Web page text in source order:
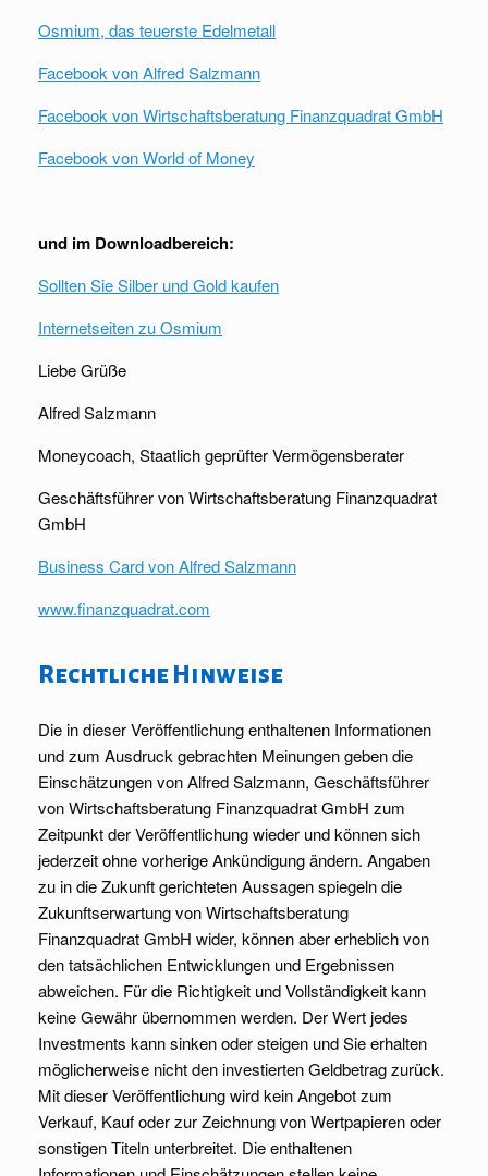
Osmium, das teuerste Edelmetall
Facebook von Alfred Salzmann
Facebook von Wirtschaftsberatung Finanzquadrat GmbH
Facebook von World of Money
und im Downloadbereich:
Sollten Sie Silber und Gold kaufen
Internetseiten zu Osmium
Liebe Grüße
Alfred Salzmann
Moneycoach, Staatlich geprüfter Vermögensberater
Geschäftsführer von Wirtschaftsberatung Finanzquadrat
GmbH
Business Card von Alfred Salzmann
www.finanzquadrat.com
Rechtliche Hinweise
Die in dieser Veröffentlichung enthaltenen Informationen
und zum Ausdruck gebrachten Meinungen geben die
Einschätzungen von Alfred Salzmann, Geschäftsführer
von Wirtschaftsberatung Finanzquadrat GmbH zum
Zeitpunkt der Veröffentlichung wieder und können sich
jederzeit ohne vorherige Ankündigung ändern. Angaben
zu in die Zukunft gerichteten Aussagen spiegeln die
Zukunftserwartung von Wirtschaftsberatung
Finanzquadrat GmbH wider, können aber erheblich von
den tatsächlichen Entwicklungen und Ergebnissen
abweichen. Für die Richtigkeit und Vollständigkeit kann
keine Gewähr übernommen werden. Der Wert jedes
Investments kann sinken oder steigen und Sie erhalten
möglicherweise nicht den investierten Geldbetrag zurück.
Mit dieser Veröffentlichung wird kein Angebot zum
Verkauf, Kauf oder zur Zeichnung von Wertpapieren oder
sonstigen Titeln unterbreitet. Die enthaltenen